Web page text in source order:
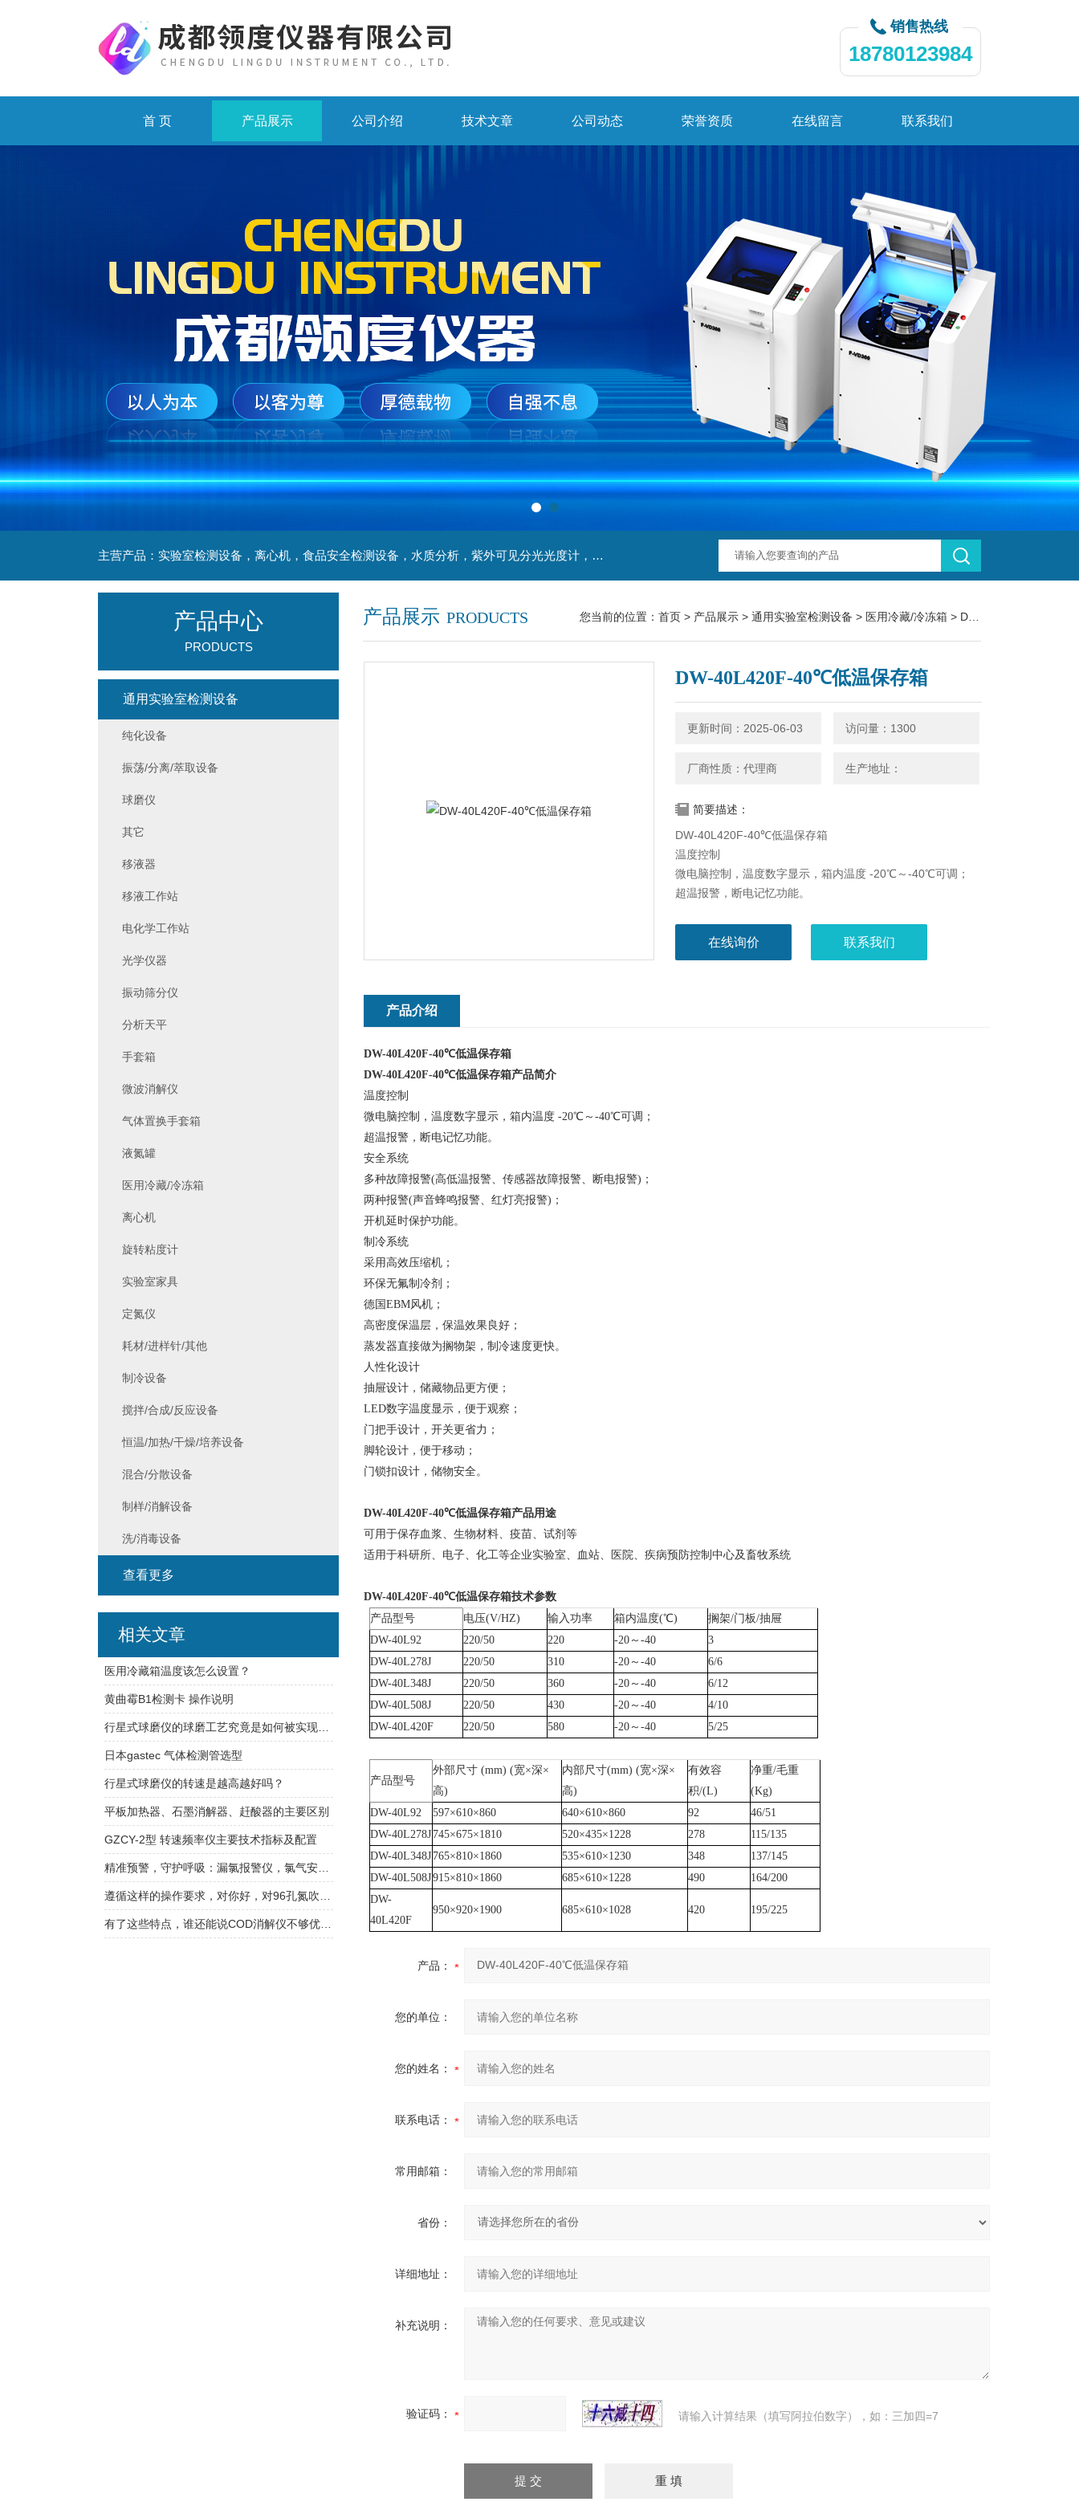
销售热线
18780123984
首 页 产品展示 公司介绍 技术文章 公司动态 荣誉资质 在线留言 联系我们
主营产品：实验室检测设备，离心机，食品安全检测设备，水质分析，紫外可见分光光度计，液氮罐，万分之一天平，离心机生物实验室工程，移液器
产品展示 PRODUCTS 您当前的位置： 首页 > 产品展示 > 通用实验室检测设备 > 医用冷藏/冷冻箱 > DW-40L420F-40℃低温保存箱
DW-40L420F-40℃低温保存箱
更新时间：2025-06-03 访问量：1300
厂商性质：代理商 生产地址：
简要描述：
DW-40L420F-40℃低温保存箱
温度控制
微电脑控制，温度数字显示，箱内温度 -20℃～-40℃可调；
超温报警，断电记忆功能。
两种报警（声音蜂鸣报警、红灯亮报警）；
在线询价 联系我们
产品介绍
DW-40L420F-40℃低温保存箱
DW-40L420F-40℃低温保存箱产品简介
温度控制
微电脑控制，温度数字显示，箱内温度 -20℃～-40℃可调；
超温报警，断电记忆功能。
安全系统
多种故障报警(高低温报警、传感器故障报警、断电报警)；
两种报警(声音蜂鸣报警、红灯亮报警)；
开机延时保护功能。
制冷系统
采用高效压缩机；
环保无氟制冷剂；
德国 EBM风机；
高密度保温层，保温效果良好；
蒸发器直接做为搁物架，制冷速度更快。
人性化设计
抽屉设计，储藏物品更方便；
LED数字温度显示，便于观察；
门把手设计，开关更省力；
脚轮设计，便于移动；
门锁扣设计，储物安全。
DW-40L420F-40℃低温保存箱产品用途
可用于保存血浆、生物材料、疫苗、试剂等
适用于科研所、电子、化工等企业实验室、血站、医院、疾病预防控制中心及畜牧系统
DW-40L420F-40℃低温保存箱技术参数
产品型号
电压(V/HZ) 输入功率 箱内温度(℃)
搁架/门板/抽屉
DW-40L92
220/50 220 -20～-40
3
DW-40L278J
220/50 310 -20～-40
6/6
DW-40L348J
220/50 360 -20～-40
6/12
DW-40L508J
220/50 430 -20～-40
4/10
DW-40L420F
220/50 580 -20～-40 5/25
产品型号
外部尺寸 (mm) (宽×深×
高)
内部尺寸(mm) (宽×深×
高)
有效容
积/(L)
净重/毛重
(Kg)
DW-40L92
597×610×860 640×610×860 92
46/51
DW-40L278J 745×675×1810 520×435×1228 278
115/135
DW-40L348J 765×810×1860 535×610×1230 348
137/145
DW-40L508J915×810×1860 685×610×1228 490
164/200
DW-
40L420F
950×920×1900 685×610×1028 420 195/225
产品：
您的单位：
您的姓名：
联系电话：
常用邮箱：
省份：
详细地址：
补充说明：
验证码： 请输入计算结果（填写阿拉伯数字），如：三加四=7
产品中心
PRODUCTS
通用实验室检测设备
纯化设备
振荡/分离/萃取设备
球磨仪
其它
移液器
移液工作站
电化学工作站
光学仪器
振动筛分仪
分析天平
手套箱
微波消解仪
气体置换手套箱
液氮罐
医用冷藏/冷冻箱
离心机
旋转粘度计
实验室家具
定氮仪
耗材/进样针/其他
制冷设备
搅拌/合成/反应设备
恒温/加热/干燥/培养设备
混合/分散设备
制样/消解设备
洗/消毒设备
查看更多
相关文章
医用冷藏箱温度该怎么设置？
黄曲霉B1检测卡 操作说明
行星式球磨仪的球磨工艺究竟是如何被实现的？
日本gastec 气体检测管选型
行星式球磨仪的转速是越高越好吗？
平板加热器、石墨消解器、赶酸器的主要区别
GZCY-2型 转速频率仪主要技术指标及配置
精准预警，守护呼吸：漏氯报警仪，氯气安全防护的第一道防线
有了这些特点，谁还能说COD消解仪不够优质！